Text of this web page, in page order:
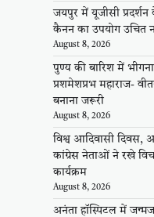
जयपुर में यूजीसी प्रदर्शन
कैनन का उपयोग उचित
August 8, 2026
पुण्य की बारिश में
प्रशमेशप्रभ महाराज-
बनाना जरूरी
August 8, 2026
विश्व आदिवासी दिवस,
कांग्रेस नेताओं ने रखे
कार्यक्रम
August 8, 2026
अनंता हॉस्पिटल में